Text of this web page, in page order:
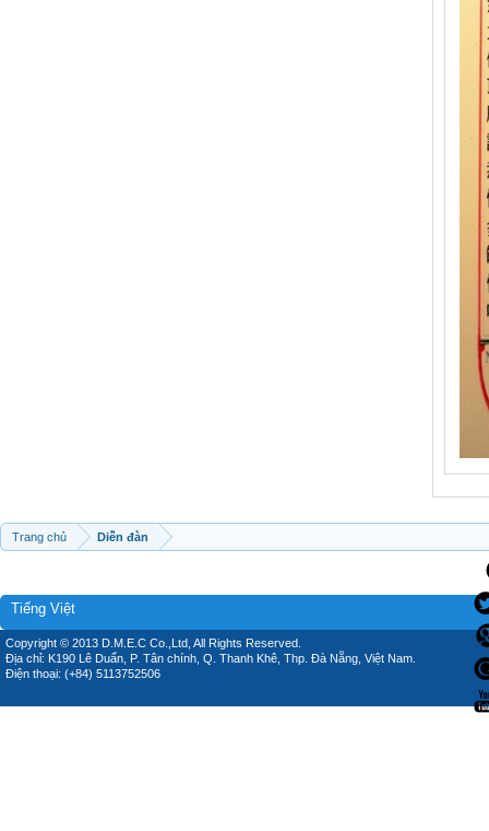
Trang chủ Diễn đàn
Tiếng Việt
Copyright © 2013 D.M.E.C Co.,Ltd, All Rights Reserved.
Địa chỉ: K190 Lê Duẩn, P. Tân chính, Q. Thanh Khê, Thp. Đà Nẵng, Việt Nam.
Điện thoại: (+84) 5113752506